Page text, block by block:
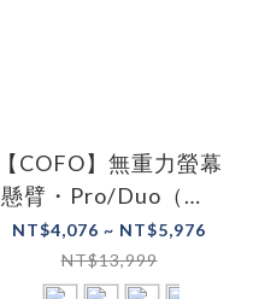
【COFO】無重力螢幕
懸臂・Pro/Duo（單/
雙臂）
NT$4,076 ~ NT$5,976
NT$13,999